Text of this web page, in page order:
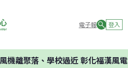
電子報 登入
離聚落、學校過近 彰化福漢風電